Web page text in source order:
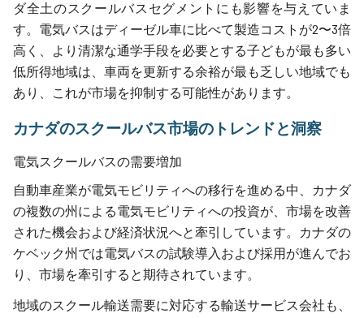
ダ全土のスクールバスセグメントにも影響を与えていま
す。電気バスはディーゼル車に比べて製造コストが2〜3倍
高く、より清潔な通学手段を必要とする子どもが最も多い
低所得地域は、車両を更新する余裕が最も乏しい地域でも
あり、これが市場を抑制する可能性があります。
カナダのスクールバス市場のトレンドと洞察
電気スクールバスの需要増加
自動車産業が電気モビリティへの移行を進める中、カナダ
の複数の州による電気モビリティへの投資が、市場を改善
された機会および経済状況へと牽引しています。カナダの
ケベック州では電気バスの試験導入および採用が進んでお
り、市場を牽引すると期待されています。
地域のスクール輸送需要に対応する輸送サービス会社も、